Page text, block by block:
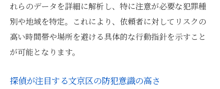
れらのデータを詳細に解析し、特に注意が必要な犯罪種
別や地域を特定。これにより、依頼者に対してリスクの
高い時間帯や場所を避ける具体的な行動指針を示すこと
が可能となります。
探偵が注目する文京区の防犯意識の高さ